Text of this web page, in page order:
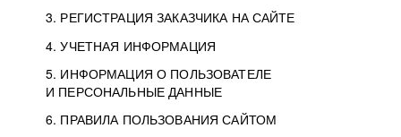
3. РЕГИСТРАЦИЯ ЗАКАЗЧИКА НА САЙТЕ
4. УЧЕТНАЯ ИНФОРМАЦИЯ
5. ИНФОРМАЦИЯ О ПОЛЬЗОВАТЕЛЕ
И ПЕРСОНАЛЬНЫЕ ДАННЫЕ
6. ПРАВИЛА ПОЛЬЗОВАНИЯ САЙТОМ